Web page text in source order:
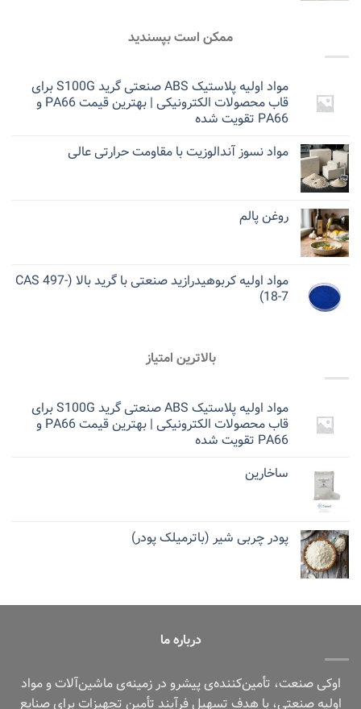
ممکن است بپسندید
مواد اولیه پلاستیک ABS صنعتی گرید S100G برای
قاب محصولات الکترونیکی | بهترین قیمت PA66 و
PA66 تقویت شده
مواد نسوز آندالوزیت با مقاومت حرارتی عالی
روغن پالم
مواد اولیه کربوهیدرازید صنعتی با گرید بالا (CAS 497-
18-7)
بالاترین امتیاز
مواد اولیه پلاستیک ABS صنعتی گرید S100G برای
قاب محصولات الکترونیکی | بهترین قیمت PA66 و
PA66 تقویت شده
ساخارین
پودر چربی شیر (باترمیلک پودر)
درباره ما
اوکی صنعت، تأمین‌کننده‌ی پیشرو در زمینه‌ی ماشین‌آلات و مواد
اولیه صنعتی، با هدف تسهیل فرآیند تأمین تجهیزات برای صنایع